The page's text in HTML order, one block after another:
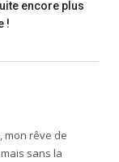
encore plus
!
mon rêve de
sans la